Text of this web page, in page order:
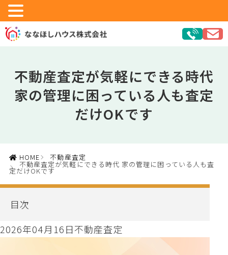
不動産査定が気軽にできる時代
家の管理に困っている人も査定
だけOKです
HOME 不動産査定
不動産査定が気軽にできる時代 家の管理に困っている人も査
定だけOKです
目次
2026年04月16日不動産査定